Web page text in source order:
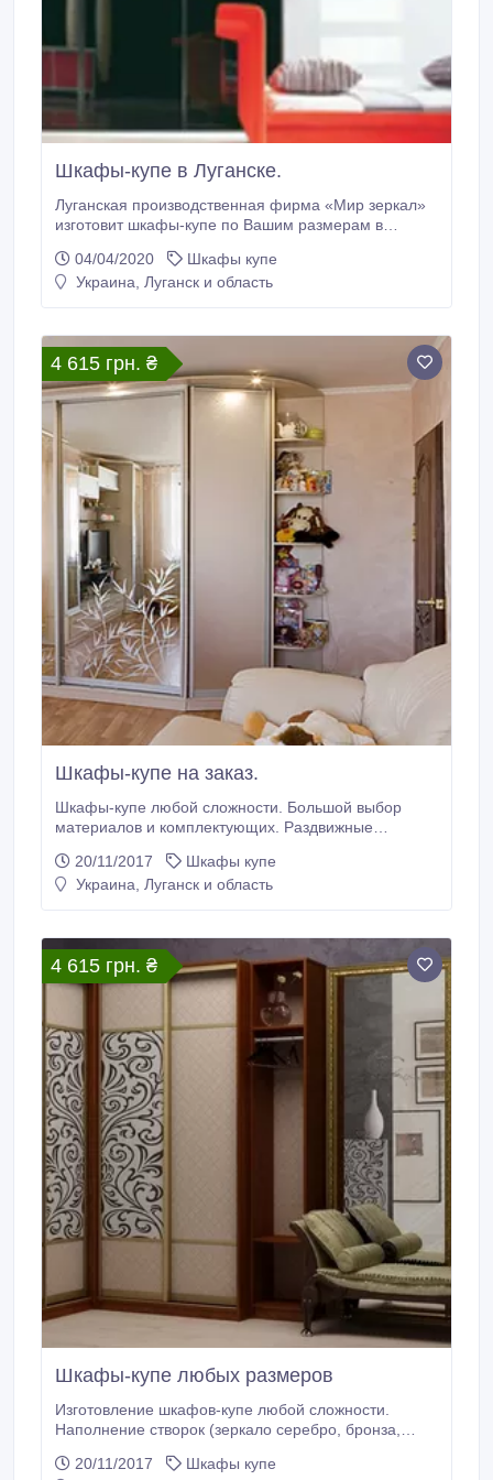
Шкафы-купе в Луганске.
Луганская производственная фирма «Мир зеркал»
изготовит шкафы-купе по Вашим размерам в
зеркало(стекло), зеркало с матированным
рисунком, матированные зеркала, покраска стекла,
09.
04/04/2020
Шкафы купе
Украина, Луганск и область
4 615 грн. ₴
Шкафы-купе на заказ.
Шкафы-купе любой сложности. Большой выбор
материалов и комплектующих. Раздвижные
Изготовление качественно, недорого и в короткие
сроки. Фирма "Мир зеркал" находится в центре
20/11/2017
Шкафы купе
Украина, Луганск и область
4 615 грн. ₴
Шкафы-купе любых размеров
Изготовление шкафов-купе любой сложности.
Наполнение створок (зеркало серебро, бронза,
рисунка), покраска рисунка, фотопечать.
20/11/2017
Шкафы купе